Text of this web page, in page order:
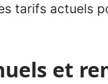
tarifs actuels
et